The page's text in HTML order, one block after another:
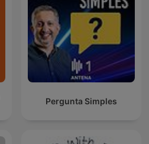
Pergunta Simples